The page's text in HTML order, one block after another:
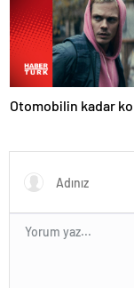
Otomobilin kadar